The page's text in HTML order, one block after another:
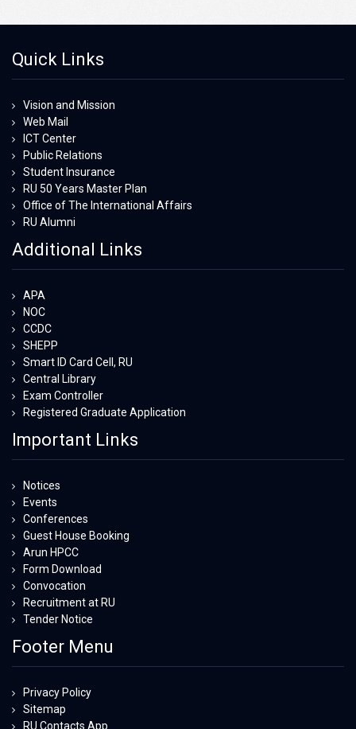
Quick Links
Vision and Mission
Web Mail
ICT Center
Public Relations
Student Insurance
RU 50 Years Master Plan
Office of The International Affairs
RU Alumni
Additional Links
APA
NOC
CCDC
SHEPP
Smart ID Card Cell, RU
Central Library
Exam Controller
Registered Graduate Application
Important Links
Notices
Events
Conferences
Guest House Booking
Arun HPCC
Form Download
Convocation
Recruitment at RU
Tender Notice
Footer Menu
Privacy Policy
Sitemap
RU Contacts App